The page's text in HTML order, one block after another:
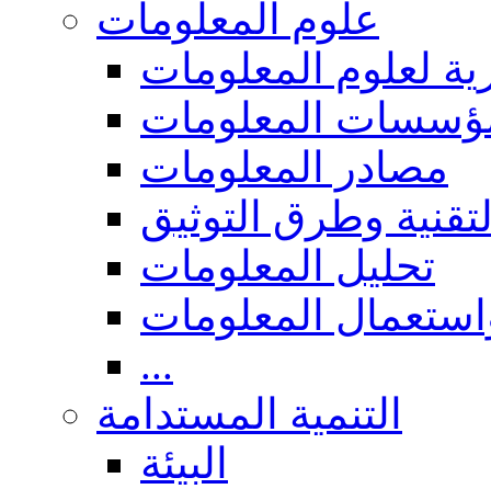
علوم المعلومات
لعلوم المعلومات
المعلومات
مصادر المعلومات
وطرق التوثيق
تحليل المعلومات
المعلومات
...
التنمية المستدامة
البيئة